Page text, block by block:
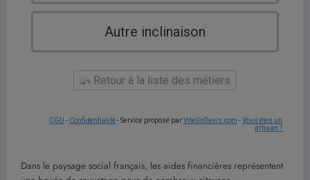
Autre inclinaison
Retour à la liste des métiers
CGU - Confidentialité- Service proposé parViteUnDevis.com -Vous êtes un
artisan ?
Dans le paysage social français, les aides financières représentent